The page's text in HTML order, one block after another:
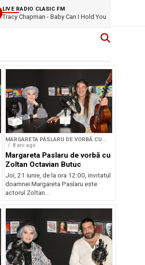
LIVE RADIO CLASIC FM
Tracy Chapman - Baby Can I Hold You
MARGARETA PÂSLARU DE VORBĂ CU...
8 ani ago
Margareta Paslaru de vorbă cu
Zoltan Octavian Butuc
Joi, 21 iunie, de la ora 12:00, invitatul
doamnei Margareta Paslaru este
actorul Zoltan...